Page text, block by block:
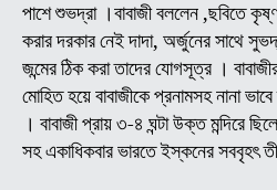
পাশে শুভদ্রা ।বাবাজী বললেন ,ছবিতে
করার দরকার নেই দাদা, অর্জুনের সাথে
জন্মের ঠিক করা তাদের যোগসূত্র ।
মোহিত হয়ে বাবাজীকে প্রনামসহ নানা
। বাবাজী প্রায় ৩-৪ ঘন্টা উক্ত মন্দিরে
সহ একাধিকবার ভারতে ইস্কনের সববৃহৎ